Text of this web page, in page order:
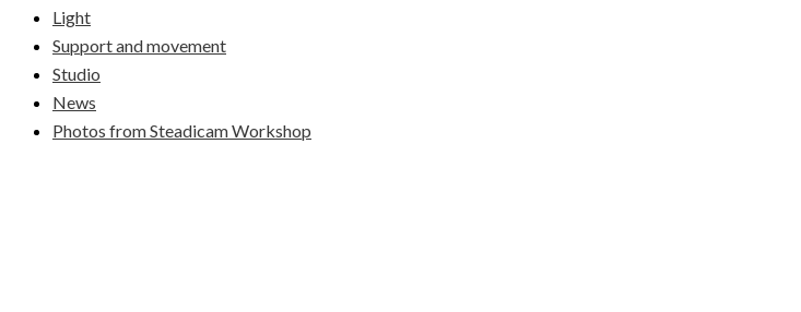
Light
Support and movement
Studio
News
Photos from Steadicam Workshop